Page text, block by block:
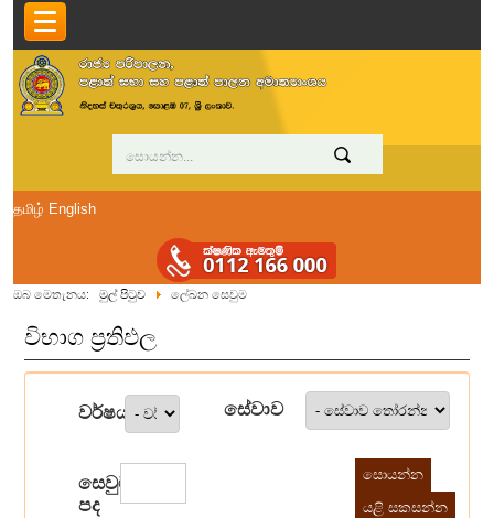
தமிழ் English
ඔබ මෙතැනය: මුල් පිටුව ලේඛන සෙවුම
විභාග ප්‍රතිඵල
වර්ෂය සේවාව
සෙවුම්
පද